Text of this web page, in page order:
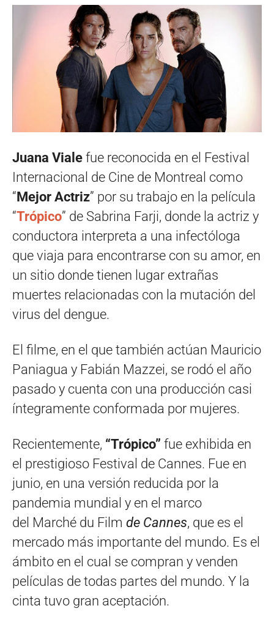
Juana Viale fue reconocida en el Festival
Internacional de Cine de Montreal como
“Mejor Actriz” por su trabajo en la película
“Trópico” de Sabrina Farji, donde la actriz y
conductora interpreta a una infectóloga
que viaja para encontrarse con su amor, en
un sitio donde tienen lugar extrañas
muertes relacionadas con la mutación del
virus del dengue.
El filme, en el que también actúan Mauricio
Paniagua y Fabián Mazzei, se rodó el año
pasado y cuenta con una producción casi
íntegramente conformada por mujeres.
Recientemente, “Trópico” fue exhibida en
el prestigioso Festival de Cannes. Fue en
junio, en una versión reducida por la
pandemia mundial y en el marco
del Marché du Film de Cannes, que es el
mercado más importante del mundo. Es el
ámbito en el cual se compran y venden
películas de todas partes del mundo. Y la
cinta tuvo gran aceptación.